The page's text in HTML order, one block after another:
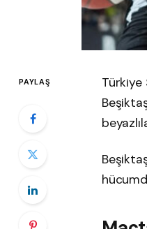
PAYLAŞ Türkiye